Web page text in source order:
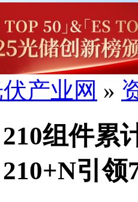
产业网 »
组件累
引